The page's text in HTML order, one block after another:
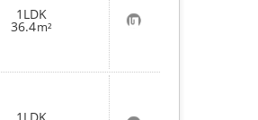
1LDK
36.4m² お
気
に
入
り
登
録